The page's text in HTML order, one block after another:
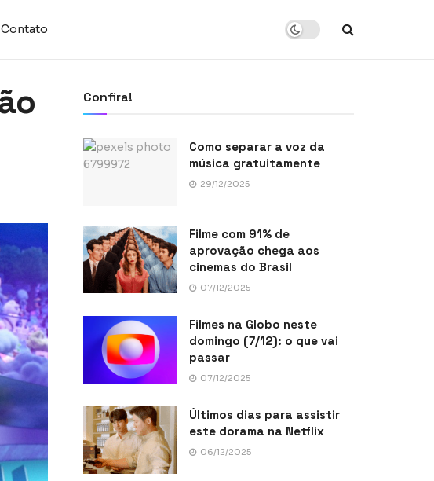
Contato
Confira!
Como separar a voz da
música gratuitamente
29/12/2025
Filme com 91% de
aprovação chega aos
cinemas do Brasil
07/12/2025
Filmes na Globo neste
domingo (7/12): o que vai
passar
07/12/2025
Últimos dias para assistir
este dorama na Netflix
06/12/2025